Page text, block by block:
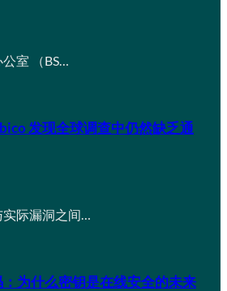
室 （BS…
发现全球调查中仍然缺乏通
际漏洞之间…
为什么密钥是在线安全的未来